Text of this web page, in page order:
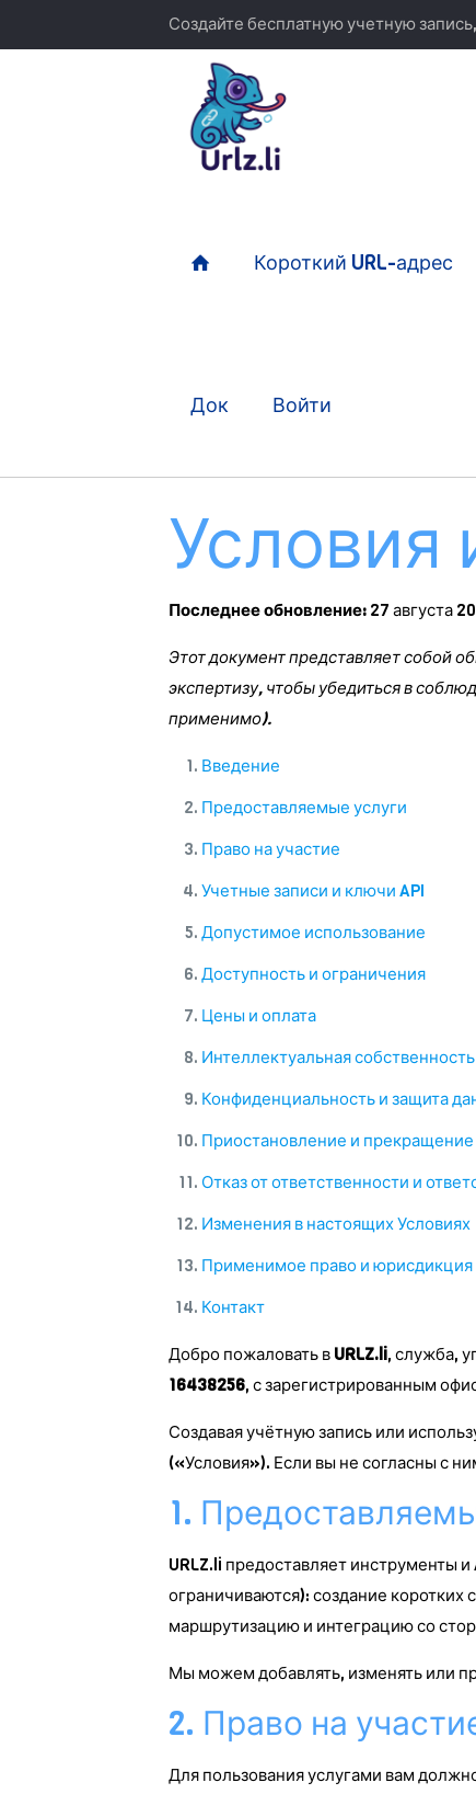
Создайте бесплатную учетную
Короткий URL-адрес
Док Войти
Условия
Последнее обновление: 27 августа
Этот документ представляет собой
экспертизу, чтобы убедиться в
применимо).
Введение
Предоставляемые услуги
Право на участие
Учетные записи и ключи API
Допустимое использование
Доступность и ограничения
Цены и оплата
Интеллектуальная собственность
Конфиденциальность и защита
Приостановление и прекращение
Отказ от ответственности и
Изменения в настоящих Условиях
Применимое право и юрисдикция
Контакт
Добро пожаловать в URLZ.li, служба,
16438256, с зарегистрированным
Создавая учётную запись или
(«Условия»). Если вы не согласны с
1.
URLZ.li предоставляет инструменты
ограничиваются): создание
маршрутизацию и интеграцию со
Мы можем добавлять, изменять или
2. Право на
Для пользования услугами вам